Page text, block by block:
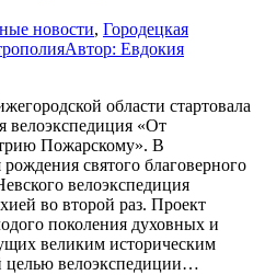
новости, Городецкая
Автор: Евдокия
области стартовала
велоэкспедиция «От
Пожарскому». В
святого благоверного
велоэкспедиция
во второй раз. Проект
поколения духовных и
великим историческим
целью велоэкспедиции…